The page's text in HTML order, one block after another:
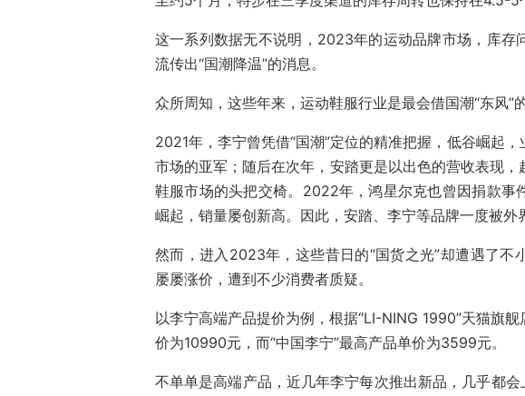
这一系列数据无不说明，2023年的运动品牌市场，库存
流传出“国潮降温”的消息。
众所周知，这些年来，运动鞋服行业是最会借国潮“东风”的
2021年，李宁曾凭借“国潮”定位的精准把握，低谷崛起
市场的亚军；随后在次年，安踏更是以出色的营收表现
鞋服市场的头把交椅。2022年，鸿星尔克也曾因捐款事
崛起，销量屡创新高。因此，安踏、李宁等品牌一度被外
然而，进入2023年，这些昔日的“国货之光”却遭遇了不
屡屡涨价，遭到不少消费者质疑。
以李宁高端产品提价为例，根据“LI-NING 1990”天猫旗
价为10990元，而“中国李宁”最高产品单价为3599元。
不单单是高端产品，近几年李宁每次推出新品，几乎都